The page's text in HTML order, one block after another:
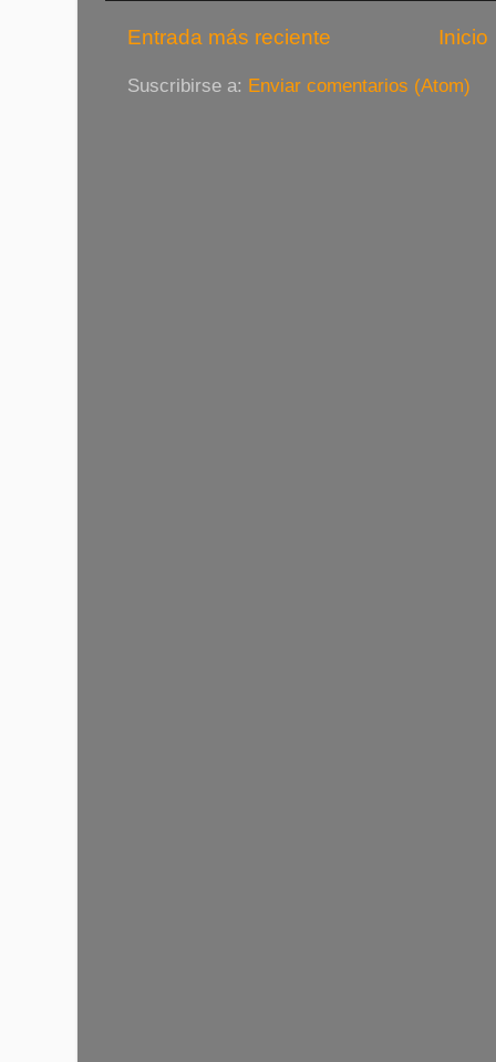
Entrada más reciente Inicio
Suscribirse a: Enviar comentarios (Atom)